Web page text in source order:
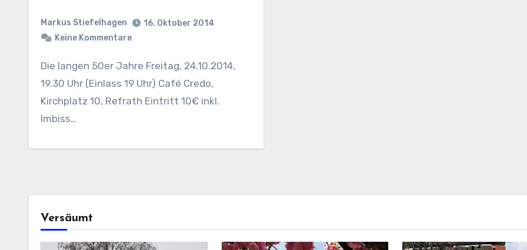
Markus Stiefelhagen
16. Oktober 2014
Keine Kommentare
Die langen 50er Jahre Freitag, 24.10.2014,
19.30 Uhr (Einlass 19 Uhr) Café Credo,
Kirchplatz 10, Refrath Eintritt 10€ inkl.
Imbiss…
Versäumt